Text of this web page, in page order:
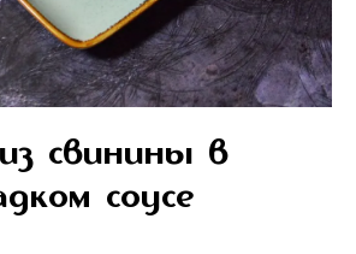
свинины в
соусе